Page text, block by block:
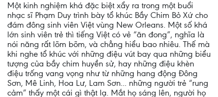
Một kinh nghiệm khá đặc biệt xẩy ra trong một buổi
nhạc sĩ Phạm Duy trình bày tổ khúc Bầy Chim Bỏ Xứ cho
đám đông sinh viên Việt vùng New Orleans. Một số khá
lớn sinh viên trẻ thì tiếng Việt có vẻ “ăn đong”, nghĩa là
nói năng rất lõm bõm, và chẳng hiểu bao nhiêu. Thế mà
khi nghe tổ khúc với những điệu vút bay qua những biểu
tượng của bầy chim huyền sử, hay những điệu khèn
điệu trống vang vọng như từ những hang động Ðông
Sơn, Mê Linh, Hoa Lư, Lam Sơn... những người trẻ “rung
cảm” thấy một cái gì thật lạ. Mắt họ sáng lên, người họ